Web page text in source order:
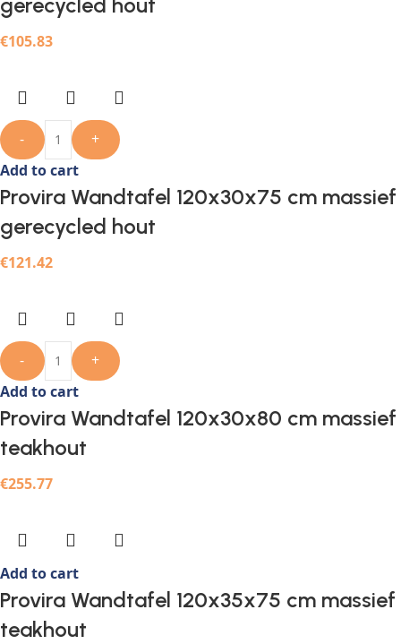
€105.83
-
+
Add to cart
Provira Wandtafel 120x30x75 cm massief
gerecycled hout
€121.42
-
+
Add to cart
Provira Wandtafel 120x30x80 cm massief
teakhout
€255.77
Add to cart
Provira Wandtafel 120x35x75 cm massief
teakhout